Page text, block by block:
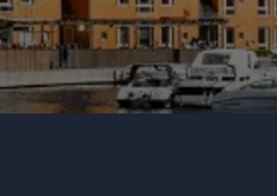
Vi sidder klar til at
de perfekte rammer
Dit navn*